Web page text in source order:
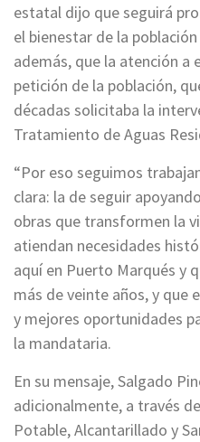
estatal dijo que seguirá
el bienestar de la
además, que la atención a
petición de la población,
décadas solicitaba la
Tratamiento de Aguas
“Por eso seguimos
clara: la de seguir
obras que transformen la
atiendan necesidades
aquí en Puerto Marqués y
más de veinte años, y que
y mejores oportunidades
la mandataria.
En su mensaje, Salgado
adicionalmente, a través
Potable, Alcantarillado y